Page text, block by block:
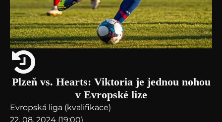
Plzeň vs. Hearts: Viktoria je jednou nohou
v Evropské lize
Evropská liga (kvalifikace)
22. 08. 2024 (19:00)